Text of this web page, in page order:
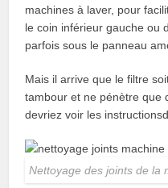
machines à laver, pour
le coin inférieur gauche ou
parfois sous le panneau
Mais il arrive que le filtre
tambour et ne pénètre que
devriez voir les
Nettoyage des joints de la